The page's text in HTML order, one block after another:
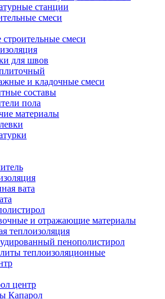
станции
смеси
смеси
для швов
и кладочные смеси
составы
пола
материалы
вата
и отражающие материалы
теплоизоляция
пенополистирол
теплоизоляционные
центр
Капарол